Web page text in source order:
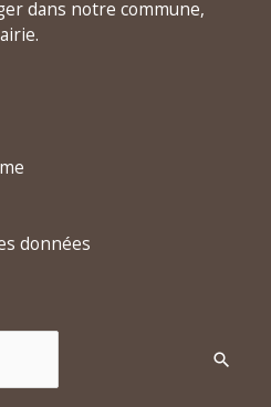
dans notre commune,
données